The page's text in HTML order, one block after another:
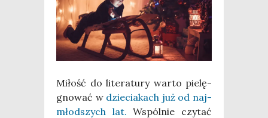
Miłość do lite­ra­tu­ry war­to pie­lę­
gno­wać wdzie­cia­kach już od naj­
młod­szych lat. Wspól­nie czy­tać